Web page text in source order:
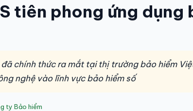
tiên phong ứng dụng
đã chính thức ra mắt tại thị trường bảo hiểm
nghệ vào lĩnh vực bảo hiểm số
ty Bảo hiểm